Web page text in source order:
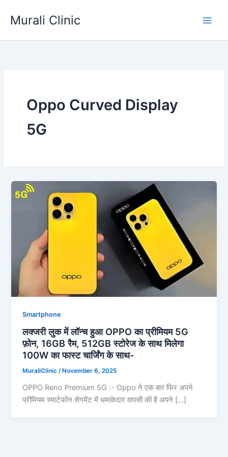
Murali Clinic
Oppo Curved Display
5G
Smartphone
लक्जरी लुक में लॉन्च हुआ OPPO का प्रीमियम 5G
फ़ोन, 16GB रैम, 512GB स्टोरेज के साथ मिलेगा
100W का फास्ट चार्जिंग के साथ-
MuraliClinic/ November 6, 2025
OPPO Reno Premium 5G :- Oppo ने एक बार फिर अपने
प्रीमियम स्मार्टफोन सेगमेंट में धमाकेदार वापसी की है अपने […]